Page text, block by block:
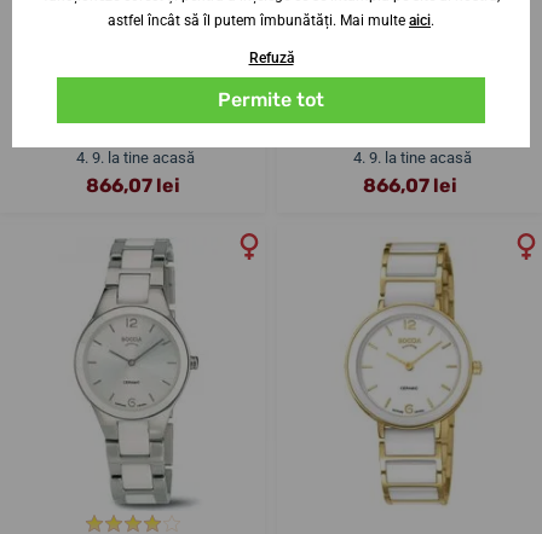
4. 9. la tine acasă
866,07 lei
4. 9. la tine acasă
866,07 lei
astfel încât să îl putem îmbunătăți. Mai multe aici.
Refuză
Permite tot